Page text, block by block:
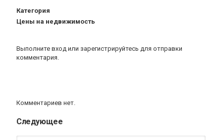
Категория
Цены на недвижимость
Выполните вход или зарегистрируйтесь для отправки
комментария.
Комментариев нет.
Следующее